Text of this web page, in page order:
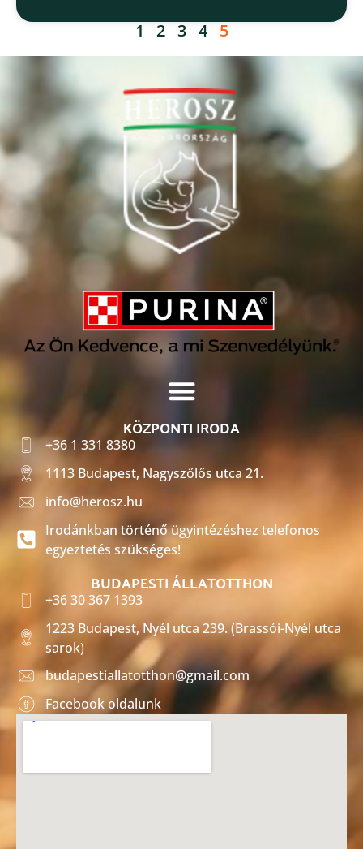
1 2 3 4 5
KÖZPONTI IRODA
+36 1 331 8380
1113 Budapest, Nagyszőlős utca 21.
info@herosz.hu
Irodánkban történő ügyintézéshez telefonos
egyeztetés szükséges!
BUDAPESTI ÁLLATOTTHON
+36 30 367 1393
1223 Budapest, Nyél utca 239. (Brassói-Nyél utca
sarok)
budapestiallatotthon@gmail.com
Facebook oldalunk